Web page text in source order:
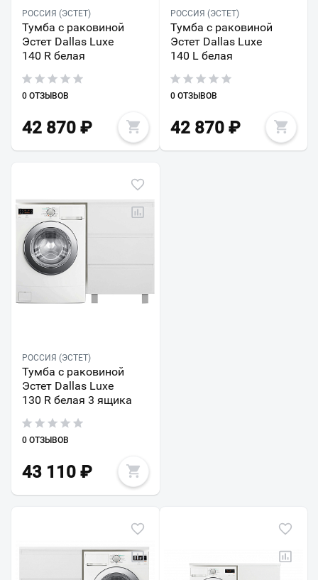
РОССИЯ (ЭСТЕТ)
Тумба с раковиной
Эстет Dallas Luxe
140 R белая
0 ОТЗЫВОВ
42 870 ₽
РОССИЯ (ЭСТЕТ)
Тумба с раковиной
Эстет Dallas Luxe
140 L белая
0 ОТЗЫВОВ
42 870₽
РОССИЯ (ЭСТЕТ)
Тумба с раковиной
Эстет Dallas Luxe
130 R белая 3 ящика
0 ОТЗЫВОВ
43 110 ₽